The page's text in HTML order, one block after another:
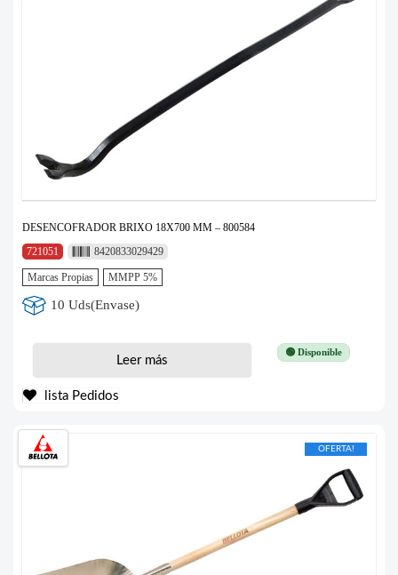
DESENCOFRADOR BRIXO 18X700 MM – 800584
721051
8420833029429
Marcas Propias MMPP 5%
10 Uds(Envase)
🟢 Disponible
Leer más
lista Pedidos
OFERTA!